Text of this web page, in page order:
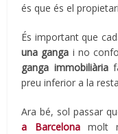
és que és el
És important que
una ganga i no
ganga immobiliària
preu inferior a la
Ara bé, sol passar
a Barcelonamolt